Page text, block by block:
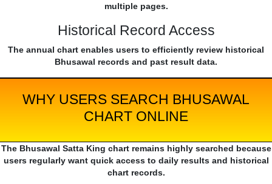
multiple pages.
Historical Record Access
The annual chart enables users to efficiently review historical
Bhusawal records and past result data.
WHY USERS SEARCH BHUSAWAL
CHART ONLINE
The Bhusawal Satta King chart remains highly searched because
users regularly want quick access to daily results and historical
chart records.